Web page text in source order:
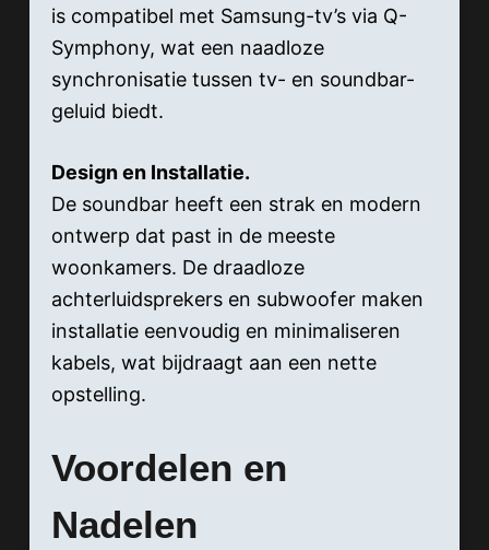
is compatibel met Samsung-tv’s via Q-
Symphony, wat een naadloze
synchronisatie tussen tv- en soundbar-
geluid biedt.
Design en Installatie.
De soundbar heeft een strak en modern
ontwerp dat past in de meeste
woonkamers. De draadloze
achterluidsprekers en subwoofer maken
installatie eenvoudig en minimaliseren
kabels, wat bijdraagt aan een nette
opstelling.
Voordelen en
Nadelen